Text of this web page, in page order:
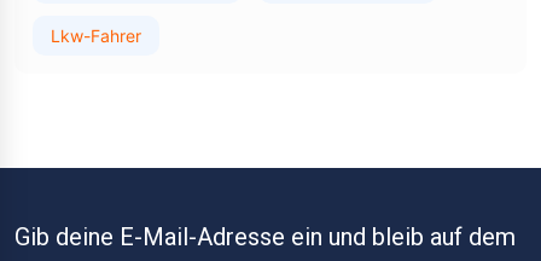
Lkw-Fahrer
Gib deine E-Mail-Adresse ein und bleib auf dem